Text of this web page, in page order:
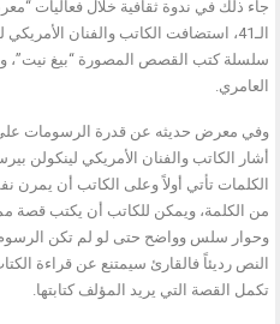
جاء ذلك في ندوة ثقافية خلال فعاليات
الـ41، استضافت الكاتب والفنان
سلسلة كتب القصص المصورة “بيغ نيت”،
العامري.
وفي معرض حديثه عن قدرة الرسومات على
أشار الكاتب والفنان الأمريكي لينكولن
الكلمات تأتي أولاً وعلى الكاتب أن يمرن
من الكلمة، ويمكن للكاتب أن يكتب قصة
وحوار سلس وواضح حتى لو لم تكن الرسوم
النص رديئاً فالقارئ سيمتنع عن قراءة
تكمل القصة التي يريد المؤلف كتابتها.